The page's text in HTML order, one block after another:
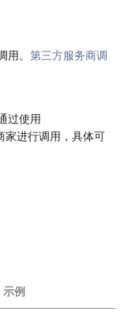
。 第三方服务商调
过使用
家进行调用，具体可
示例